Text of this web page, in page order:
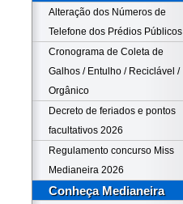
Alteração dos Números de
Telefone dos Prédios Públicos
Cronograma de Coleta de
Galhos / Entulho / Reciclável /
Orgânico
Decreto de feriados e pontos
facultativos 2026
Regulamento concurso Miss
Medianeira 2026
Conheça Medianeira